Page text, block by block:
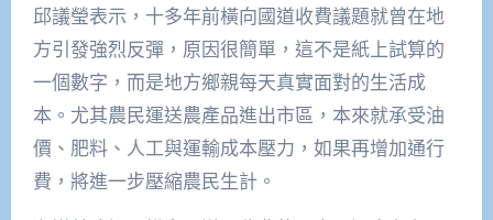
邱議瑩表示，十多年前橫向國道收費議題就曾在地
方引發強烈反彈，原因很簡單，這不是紙上試算的
一個數字，而是地方鄉親每天真實面對的生活成
本。尤其農民運送農產品進出市區，本來就承受油
價、肥料、人工與運輸成本壓力，如果再增加通行
費，將進一步壓縮農民生計。